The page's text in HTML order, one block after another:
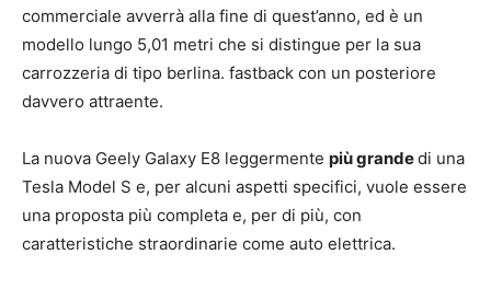
commerciale avverrà alla fine di quest’anno, ed è un
modello lungo 5,01 metri che si distingue per la sua
carrozzeria di tipo berlina. fastback con un posteriore
davvero attraente.
La nuova Geely Galaxy E8 leggermente più grandedi una
Tesla Model S e, per alcuni aspetti specifici, vuole essere
una proposta più completa e, per di più, con
caratteristiche straordinarie come auto elettrica.